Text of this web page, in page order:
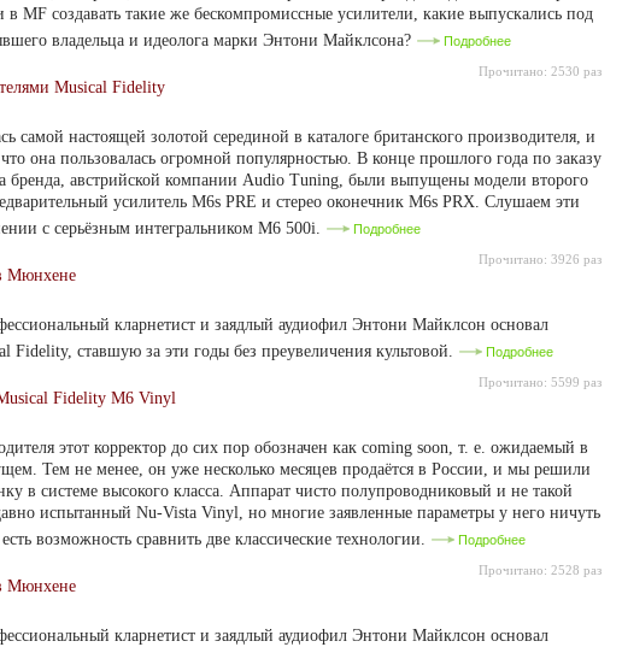
в MF создавать такие же бескомпромиссные усилители, какие выпускались под
владельца и идеолога марки Энтони Майклсона?
Подробнее
Прочитано: 2530 раз
Musical Fidelity
самой настоящей золотой серединой в каталоге британского производителя, и
она пользовалась огромной популярностью. В конце прошлого года по заказу
бренда, австрийской компании Audio Tuning, были выпущены модели второго
усилитель M6s PRE и стерео оконечник M6s PRX. Слушаем эти
с серьёзным интегральником M6 500i.
Подробнее
Прочитано: 3926 раз
Мюнхене
кларнетист и заядлый аудиофил Энтони Майклсон основал
Fidelity, ставшую за эти годы без преувеличения культовой.
Подробнее
Прочитано: 5599 раз
Fidelity M6 Vinyl
этот корректор до сих пор обозначен как coming soon, т. е. ожидаемый в
Тем не менее, он уже несколько месяцев продаётся в России, и мы решили
в системе высокого класса. Аппарат чисто полупроводниковый и не такой
испытанный Nu-Vista Vinyl, но многие заявленные параметры у него ничуть
возможность сравнить две классические технологии.
Подробнее
Прочитано: 2528 раз
Мюнхене
кларнетист и заядлый аудиофил Энтони Майклсон основал